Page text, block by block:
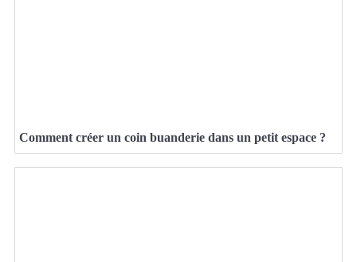
Comment créer un coin buanderie dans un petit espace ?